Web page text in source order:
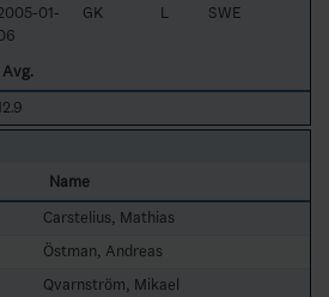
01-
GK L SWE
Avg.
Name
Carstelius, Mathias
Östman, Andreas
Qvarnström, Mikael